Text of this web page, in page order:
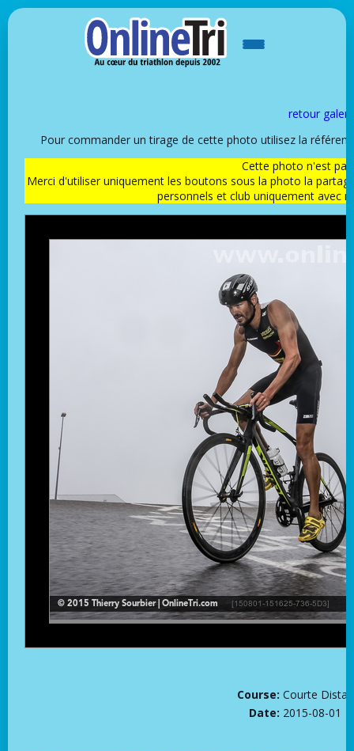
retour
Pour commander un tirage de cette photo utilisez la
Cette photo n'est
Merci d'utiliser uniquement les boutons sous la photo la
personnels et club uniquement avec
Course: Courte
Date: 2015-08-01